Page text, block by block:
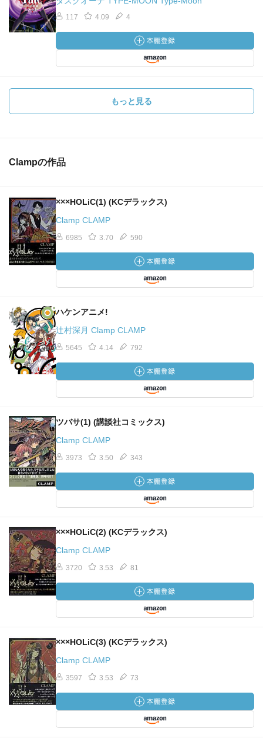
117 4.09 4
もっと見る
Clampの作品
×××HOLiC(1) (KCデラックス)
Clamp CLAMP
6985 3.70 590
ハケンアニメ!
辻村深月 Clamp CLAMP
5645 4.14 792
ツバサ(1) (講談社コミックス)
Clamp CLAMP
3973 3.50 343
×××HOLiC(2) (KCデラックス)
Clamp CLAMP
3720 3.53 81
×××HOLiC(3) (KCデラックス)
Clamp CLAMP
3597 3.53 73